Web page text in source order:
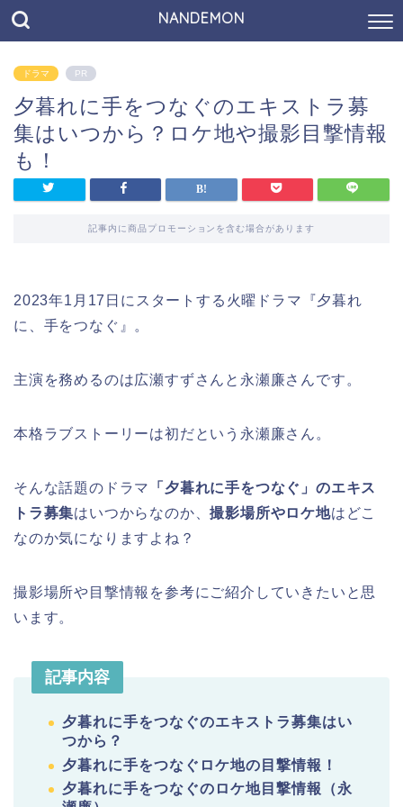
NANDEMON
ドラマ PR
夕暮れに手をつなぐのエキストラ募
集はいつから？ロケ地や撮影目撃情報
も！
記事内に商品プロモーションを含む場合があります
2023年1月17日にスタートする火曜ドラマ『夕暮れ
に、手をつなぐ』。
主演を務めるのは広瀬すずさんと永瀬廉さんです。
本格ラブストーリーは初だという永瀬廉さん。
そんな話題のドラマ
「夕暮れに手をつなぐ」のエキス
トラ募集はいつからなのか、撮影場所やロケ地はどこ
なのか気になりますよね？
撮影場所や目撃情報を参考にご紹介していきたいと思
います。
記事内容
夕暮れに手をつなぐのエキストラ募集はい
つから？
夕暮れに手をつなぐロケ地の目撃情報！
夕暮れに手をつなぐのロケ地目撃情報（永